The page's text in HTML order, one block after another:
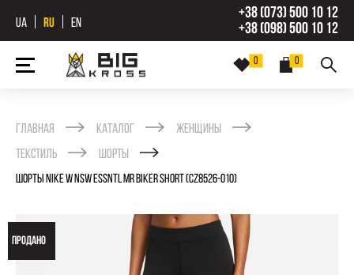
UA RU EN
+38 (073) 500 10 12
+38 (098) 500 10 12
0
0
Главная Каталог
Женщины
Текстиль
Шорты
ШОРТЫ NIKE W NSW ESSNTL MR BIKER SHORT (CZ8526-010)
ПРОДАНО